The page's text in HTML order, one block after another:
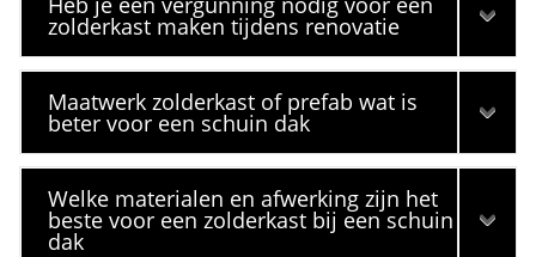
zolderkast maken tijdens renovatie
Maatwerk zolderkast of prefab wat is
beter voor een schuin dak
Welke materialen en afwerking zijn het
beste voor een zolderkast bij een schuin
dak